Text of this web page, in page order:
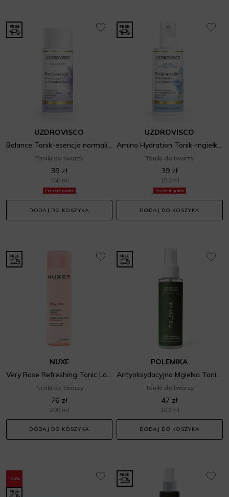
Prezent gratis
UZDROVISCO
Balance Tonik-esencja normalizujący na niedoskonałości
Toniki do twarzy
39 zł
150 ml
DODAJ DO KOSZYKA
Prezent gratis
UZDROVISCO
Amino Hydration Tonik-mgiełka rewitalizujący i nawilżający
Toniki do twarzy
39 zł
150 ml
DODAJ DO KOSZYKA
NUXE
Very Rose Refreshing Tonic Lotion
Toniki do twarzy
76 zł
200 ml
DODAJ DO KOSZYKA
POLEMIKA
Antyoksydacyjna Mgiełka Tonizująca
Toniki do twarzy
47 zł
100 ml
DODAJ DO KOSZYKA
-20%